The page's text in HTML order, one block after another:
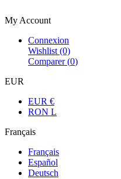
My Account
Connexion
Wishlist (0)
Comparer (0)
EUR
EUR €
RON L
Français
Français
Español
Deutsch